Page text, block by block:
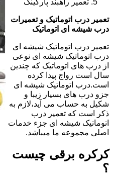
تعمیر راهبند پارکینگ
تعمیر درب اتوماتیک و تعمیرات
درب شیشه ای اتوماتیک
تعمیر درب اتوماتیک شیشه ای
درب اتوماتیک شیشه ای نوعی
از درب های اتوماتیک که چندین
سال است رواج پیدا کرده
است.درب اتوماتیک شیشه ای
جزو درب های بسیار زیبا و
شکیل به حساب می آید،لازم به
ذکر است که تعمیر درب
اتوماتیک شیشه ای جزء خدمات
اصلی مجموعه ما میباشد.
کرکره برقی چیست
؟